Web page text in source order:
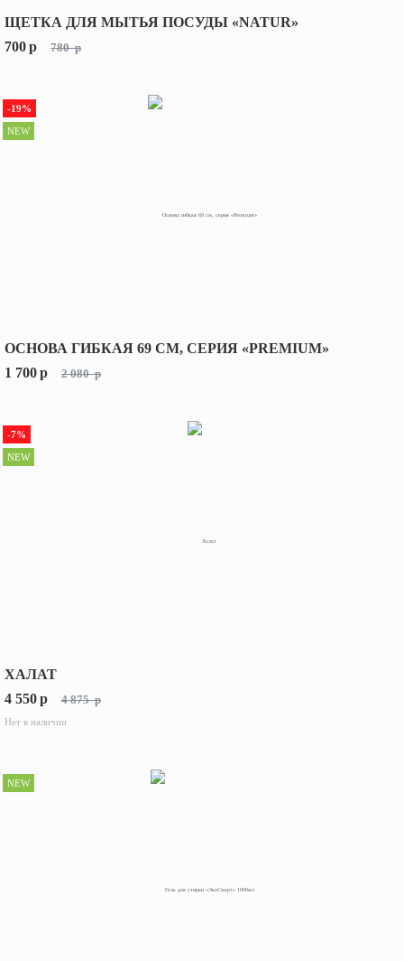
ЩЕТКА ДЛЯ МЫТЬЯ ПОСУДЫ «NATUR»
700p 780 p
ОСНОВА ГИБКАЯ 69 СМ, СЕРИЯ «PREMIUM»
1 700p 2 080 p
-19%
NEW
ХАЛАТ
4 550p 4 875 p
Нет в наличии
-7%
NEW
NEW